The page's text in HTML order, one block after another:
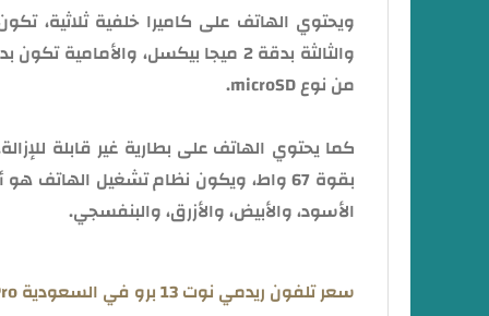
من نوع microSD.
الأسود، والأبيض، والأزرق، والبنفسجي.
سعر تلفون ريدمي نوت 13 برو في السعودية Redmi Note 13 Pro